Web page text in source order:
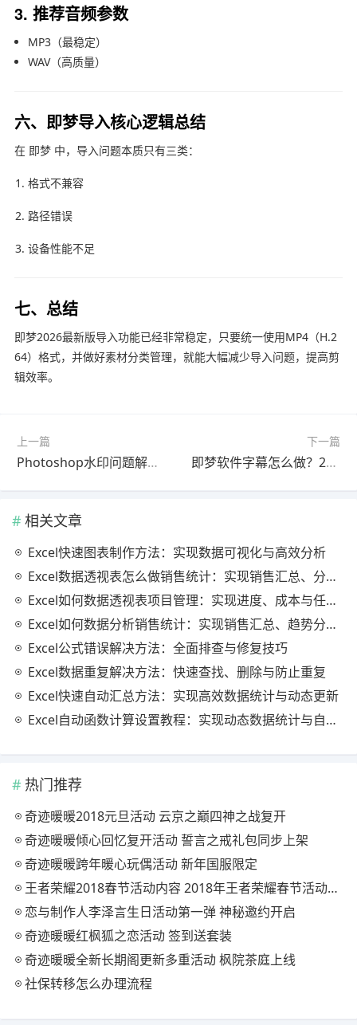
3. 推荐音频参数
MP3（最稳定）
WAV（高质量）
六、即梦导入核心逻辑总结
在 即梦 中，导入问题本质只有三类：
格式不兼容
路径错误
设备性能不足
七、总结
即梦2026最新版导入功能已经非常稳定，只要统一使用MP4（H.2
64）格式，并做好素材分类管理，就能大幅减少导入问题，提高剪
辑效率。
上一篇
Photoshop水印问题解决教程官方最新版完整解析
下一篇
即梦软件字幕怎么做？2026最新版操作教程（一看就会）
相关文章
Excel快速图表制作方法：实现数据可视化与高效分析
Excel数据透视表怎么做销售统计：实现销售汇总、分析与动态监控
Excel如何数据透视表项目管理：实现进度、成本与任务的高效分析
Excel如何数据分析销售统计：实现销售汇总、趋势分析与业绩优化
Excel公式错误解决方法：全面排查与修复技巧
Excel数据重复解决方法：快速查找、删除与防止重复
Excel快速自动汇总方法：实现高效数据统计与动态更新
Excel自动函数计算设置教程：实现动态数据统计与自动更新
热门推荐
奇迹暖暖2018元旦活动 云京之巅四神之战复开
奇迹暖暖倾心回忆复开活动 誓言之戒礼包同步上架
奇迹暖暖跨年暖心玩偶活动 新年国服限定
王者荣耀2018春节活动内容 2018年王者荣耀春节活动大全
恋与制作人李泽言生日活动第一弹 神秘邀约开启
奇迹暖暖红枫狐之恋活动 签到送套装
奇迹暖暖全新长期阁更新多重活动 枫院茶庭上线
社保转移怎么办理流程